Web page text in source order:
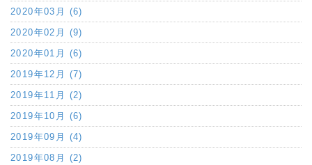
2020年03月 (6)
2020年02月 (9)
2020年01月 (6)
2019年12月 (7)
2019年11月 (2)
2019年10月 (6)
2019年09月 (4)
2019年08月 (2)